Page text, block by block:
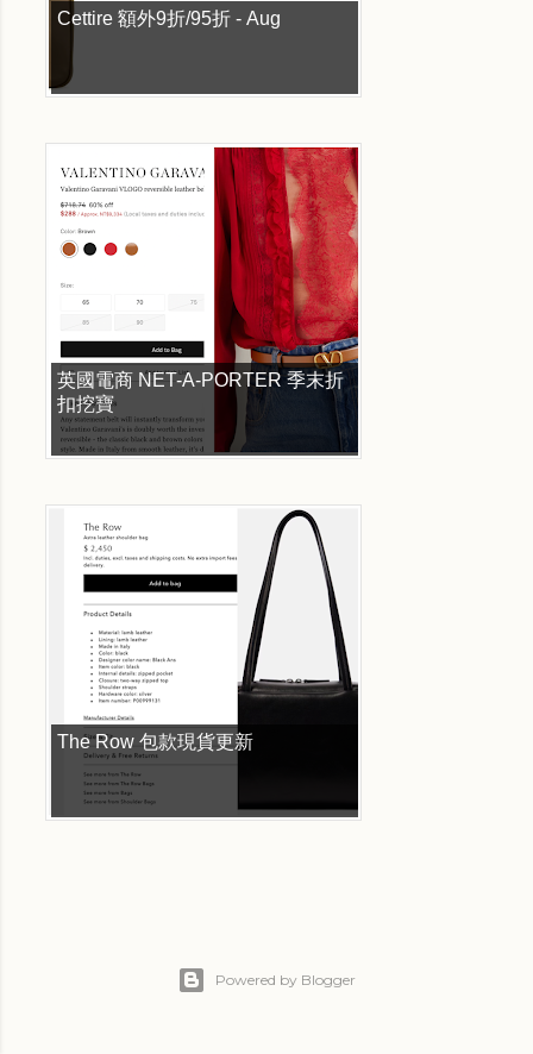
Cettire 額外9折/95折 - Aug
英國電商 NET-A-PORTER 季末折
扣挖寶
The Row 包款現貨更新
Powered by Blogger